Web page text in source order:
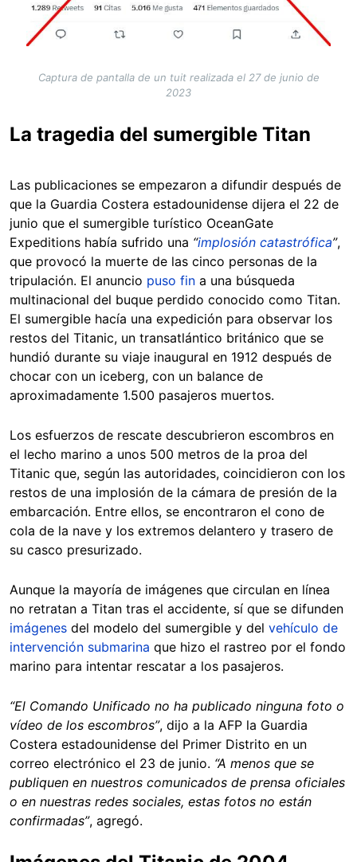
Captura de pantalla de un tuit realizada el 27 de junio de
2023
La tragedia del sumergible Titan
Las publicaciones se empezaron a difundir después de
que la Guardia Costera estadounidense dijera el 22 de
junio que el sumergible turístico OceanGate
Expeditions había sufrido una “implosión catastrófica”,
que provocó la muerte de las cinco personas de la
tripulación. El anuncio puso fin a una búsqueda
multinacional del buque perdido conocido como Titan.
El sumergible hacía una expedición para observar los
restos del Titanic, un transatlántico británico que se
hundió durante su viaje inaugural en 1912 después de
chocar con un iceberg, con un balance de
aproximadamente 1.500 pasajeros muertos.
Los esfuerzos de rescate descubrieron escombros en
el lecho marino a unos 500 metros de la proa del
Titanic que, según las autoridades, coincidieron con los
restos de una implosión de la cámara de presión de la
embarcación. Entre ellos, se encontraron el cono de
cola de la nave y los extremos delantero y trasero de
su casco presurizado.
Aunque la mayoría de imágenes que circulan en línea
no retratan a Titan tras el accidente, sí que se difunden
imágenes del modelo del sumergible y del vehículo de
intervención submarina que hizo el rastreo por el fondo
marino para intentar rescatar a los pasajeros.
“El Comando Unificado no ha publicado ninguna foto o
vídeo de los escombros”, dijo a la AFP la Guardia
Costera estadounidense del Primer Distrito en un
correo electrónico el 23 de junio. “A menos que se
publiquen en nuestros comunicados de prensa oficiales
o en nuestras redes sociales, estas fotos no están
confirmadas”, agregó.